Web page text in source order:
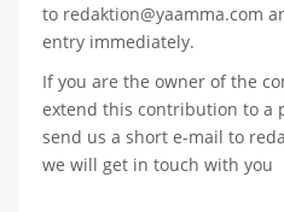
to redaktion@yaamma.com
entry immediately.
If you are the owner of the
extend this contribution to a
send us a short e-mail to
we will get in touch with you